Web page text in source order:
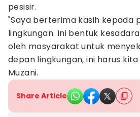
pesisir.
"Saya berterima kasih kepada
lingkungan. Ini bentuk
oleh masyarakat untuk
depan lingkungan, ini harus
Muzani.
Share Article